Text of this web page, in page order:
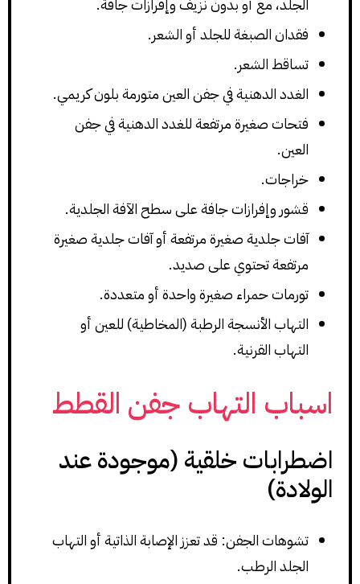
الجلد، مع أو بدون نزيف وإفرازات جافة.
فقدان الصبغة للجلد أو الشعر.
تساقط الشعر.
الغدد الدهنية في جفن العين متورمة بلون كريمي.
فتحات صغيرة مرتفعة للغدد الدهنية في جفن
العين.
خراجات.
قشور وإفرازات جافة على سطح الآفة الجلدية.
آفات جلدية صغيرة مرتفعة أو آفات جلدية صغيرة
مرتفعة تحتوي على صديد.
تورمات حمراء صغيرة واحدة أو متعددة.
التهاب الأنسجة الرطبة (المخاطية) للعين أو
التهاب القرنية.
اسباب التهاب جفن القطط
اضطرابات خلقية (موجودة عند
الولادة)
تشوهات الجفن: قد تعزز الإصابة الذاتية أو التهاب
الجلد الرطب.